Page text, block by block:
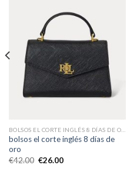
bolsos el corte inglés 8 días de
oro
€42.00 €26.00